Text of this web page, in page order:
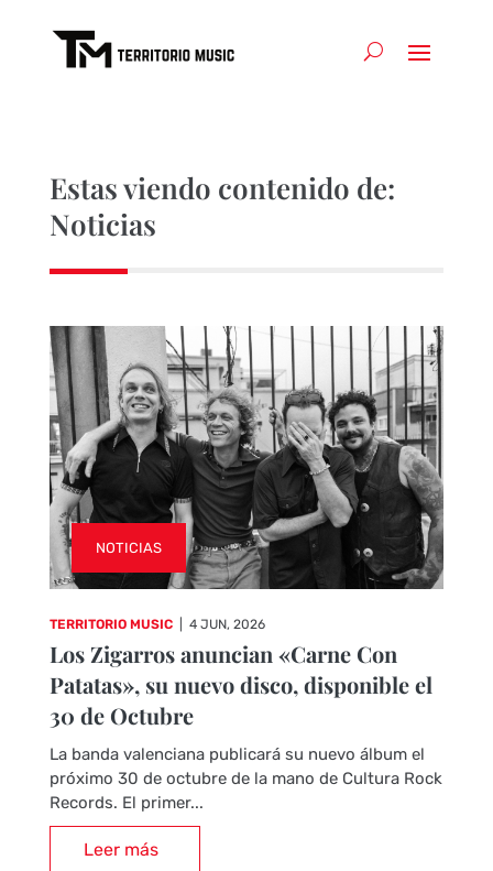
Estas viendo contenido de:
Noticias
NOTICIAS
TERRITORIO MUSIC 4 JUN, 2026
Los Zigarros anuncian «Carne Con
Patatas», su nuevo disco, disponible el
30 de Octubre
La banda valenciana publicará su nuevo álbum el
próximo 30 de octubre de la mano de Cultura Rock
Records. El primer...
Leer más